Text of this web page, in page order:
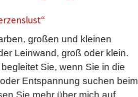
großen und kleinen
Leinwand, groß oder klein.
Sie, wenn Sie in die
Entspannung suchen beim
Sie mehr über mich auf